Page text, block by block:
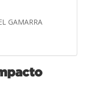
GAMARRA